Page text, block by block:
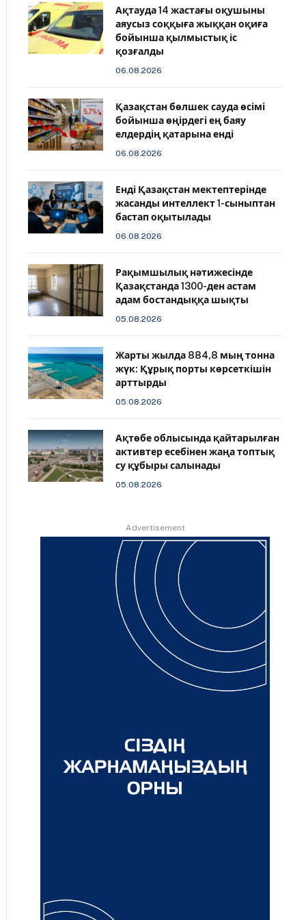
Ақтауда 14 жастағы оқушыны
аяусыз соққыға жыққан оқиға
бойынша қылмыстық іс
қозғалды
06.08.2026
Қазақстан бөлшек сауда өсімі
бойынша өңірдегі ең баяу
елдердің қатарына енді
06.08.2026
️Енді Қазақстан мектептерінде
жасанды интеллект 1-сыныптан
бастап оқытылады
06.08.2026
Рақымшылық нәтижесінде
Қазақстанда 1300-ден астам
адам бостандыққа шықты
05.08.2026
Жарты жылда 884,8 мың тонна
жүк: Құрық порты көрсеткішін
арттырды
05.08.2026
Ақтөбе облысында қайтарылған
активтер есебінен жаңа топтық
су құбыры салынады
05.08.2026
Advertisement